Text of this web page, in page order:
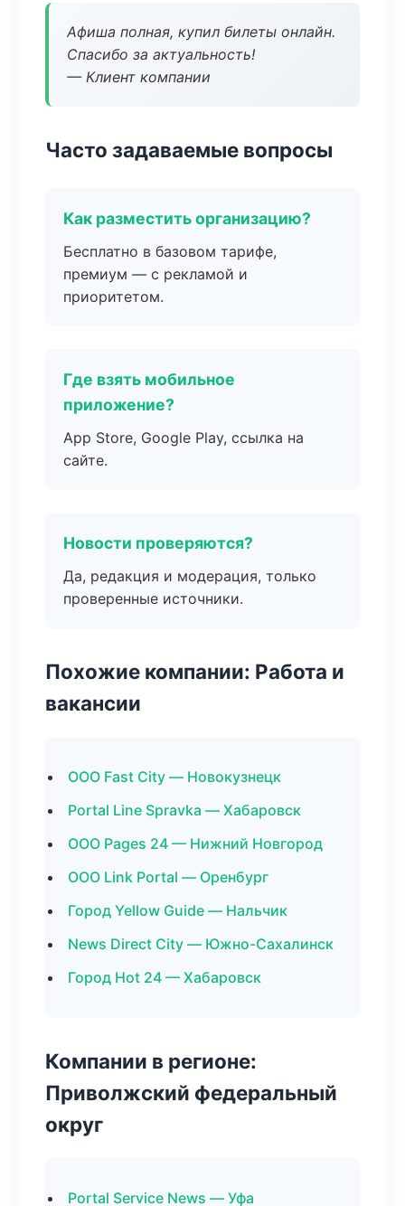
Афиша полная, купил билеты онлайн.
Спасибо за актуальность!
— Клиент компании
Часто задаваемые вопросы
Как разместить организацию?
Бесплатно в базовом тарифе,
премиум — с рекламой и
приоритетом.
Где взять мобильное
приложение?
App Store, Google Play, ссылка на
сайте.
Новости проверяются?
Да, редакция и модерация, только
проверенные источники.
Похожие компании: Работа и
вакансии
ООО Fast City — Новокузнецк
Portal Line Spravka — Хабаровск
ООО Pages 24 — Нижний Новгород
ООО Link Portal — Оренбург
Город Yellow Guide — Нальчик
News Direct City — Южно-Сахалинск
Город Hot 24 — Хабаровск
Компании в регионе:
Приволжский федеральный
округ
Portal Service News — Уфа